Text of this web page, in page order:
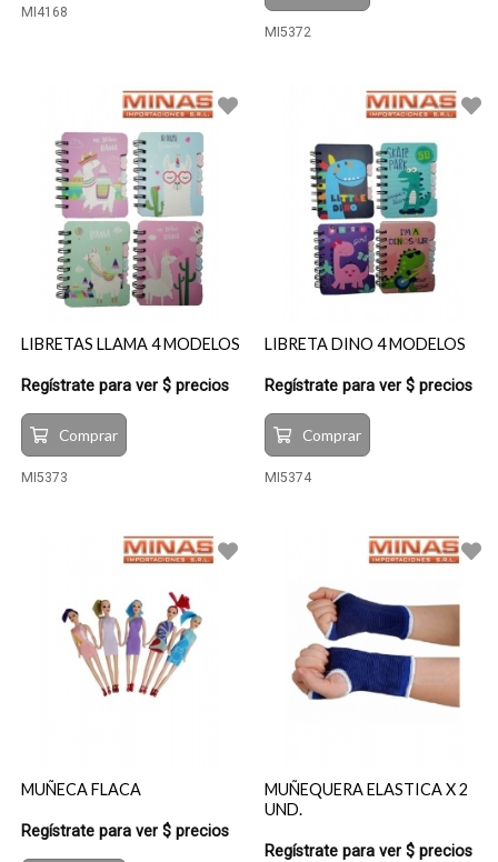
MI4168
MI5372
LIBRETAS LLAMA 4 MODELOS
Regístrate para ver $ precios
Comprar
MI5373
LIBRETA DINO 4 MODELOS
Regístrate para ver $ precios
Comprar
MI5374
MUÑECA FLACA
Regístrate para ver $ precios
MUÑEQUERA ELASTICA X 2
UND.
Regístrate para ver $ precios